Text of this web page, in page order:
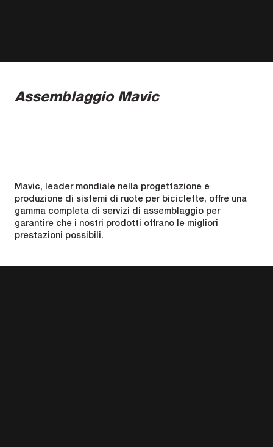
Assemblaggio Mavic
Mavic, leader mondiale nella progettazione e
produzione di sistemi di ruote per biciclette, offre una
gamma completa di servizi di assemblaggio per
garantire che i nostri prodotti offrano le migliori
prestazioni possibili.